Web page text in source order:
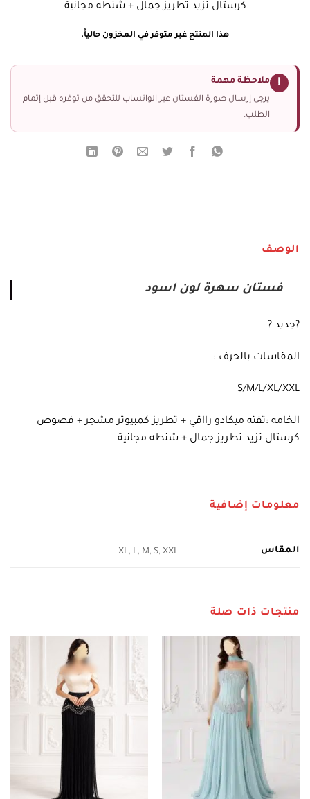
كرستال تزيد تطريز جمال + شنطه مجانية
هذا المنتج غير متوفر في المخزون حالياً.
! ملاحظة مهمة
يرجى إرسال صورة الفستان عبر الواتساب للتحقق من توفره قبل إتمام
الطلب.
الوصف
فستان سهرة لون اسود
?جديد ?
المقاسات بالحرف :
S/M/L/XL/XXL
الخامه :تفته ميكادو رااقي + تطريز كمبيوتر مشجر + فصوص
كرستال تزيد تطريز جمال + شنطه مجانية
معلومات إضافية
المقاس XL, L, M, S, XXL
منتجات ذات صلة